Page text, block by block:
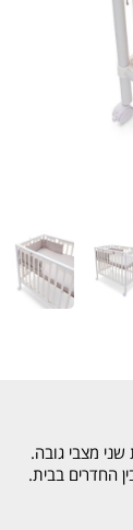
מצבי גובה.
החדרים בבית.